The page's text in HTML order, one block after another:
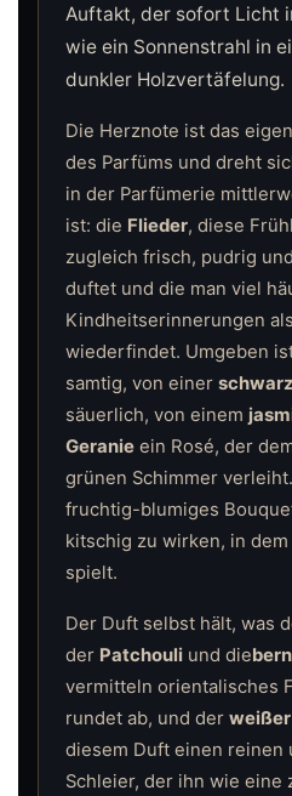
Auftakt, der sofort Licht
wie ein Sonnenstrahl in
dunkler Holzvertäfelung.
Die Herznote ist das
des Parfüms und dreht
in der Parfümerie
ist: die Flieder, diese
zugleich frisch, pudrig
duftet und die man viel
Kindheitserinnerungen
wiederfindet. Umgeben
samtig, von einer
säuerlich, von einem
Geranieein Rosé, der
grünen Schimmer
fruchtig-blumiges
kitschig zu wirken, in
spielt.
Der Duft selbst hält, was
der Patchouliund die
vermitteln orientalisches
rundet ab, und der
diesem Duft einen reinen
Schleier, der ihn wie eine